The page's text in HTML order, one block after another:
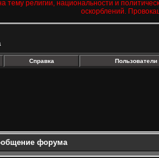
тему религии, национальности и
оскорблений.
Справка Пользователи
форума